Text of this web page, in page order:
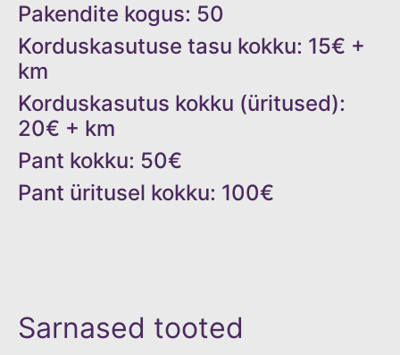
Pakendite kogus: 50
Korduskasutuse tasu kokku: 15€ +
km
Korduskasutus kokku (üritused):
20€ + km
Pant kokku: 50€
Pant üritusel kokku: 100€
Sarnased tooted